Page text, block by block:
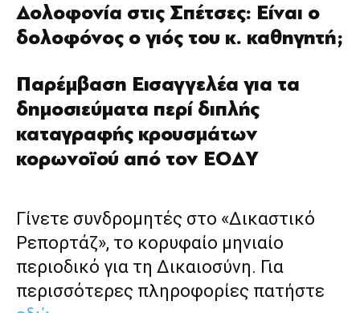
Δολοφονία στις Σπέτσες: Είναι ο
δολοφόνος ο γιός του κ. καθηγητή;
Παρέμβαση Εισαγγελέα για τα
δημοσιεύματα περί διπλής
καταγραφής κρουσμάτων
κορωνοϊού από τον ΕΟΔΥ
Γίνετε συνδρομητές στο «Δικαστικό
Ρεπορτάζ», το κορυφαίο μηνιαίο
περιοδικό για τη Δικαιοσύνη. Για
περισσότερες πληροφορίες πατήστε